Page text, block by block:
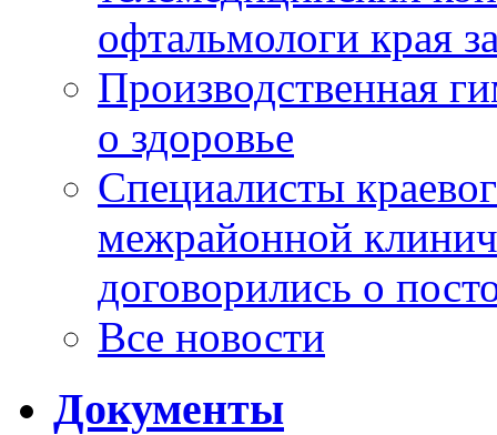
офтальмологи края
Производственная
о здоровье
Специалисты
межрайонной
договорились о
Все новости
Документы